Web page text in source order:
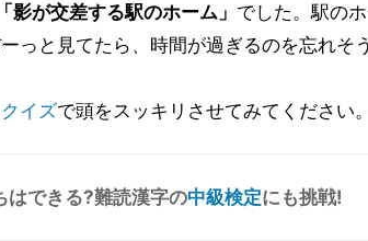
「影が交差する駅のホーム」 でした。駅の
っと見てたら、時間が過ぎるのを忘れそ
クイズで頭をスッキリさせてみてください
はできる?難読漢字の中級検定にも挑戦!